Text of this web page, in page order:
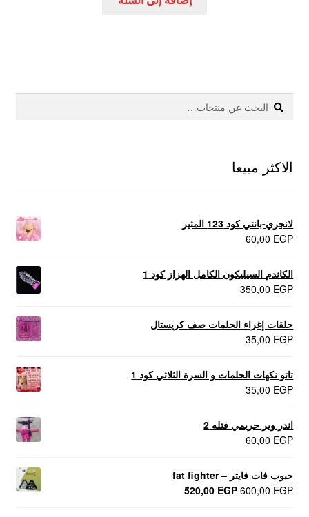
البحث
عن:
بحث
الاكثر مبيعا
لانجري-بانتي كود 123 المثير
60,00 EGP
الكاندم السيليكون الكامل الهزاز كود 1
350,00 EGP
حلقات إغراء الحلمات صف كريستال
35,00 EGP
تاتو نكهات الحلمات و السرة الثلاثي كود 1
35,00 EGP
اندر وير حريمي فتله 2
60,00 EGP
حبوب فات فايتر – fat fighter
600,00EGP
السعر520,00 EGP
السعر